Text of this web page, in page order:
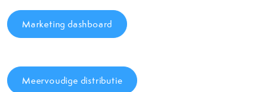
Marketing dashboard
Meervoudige distributie